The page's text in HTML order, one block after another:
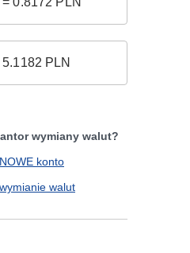
wymiany walut?
konto
walut